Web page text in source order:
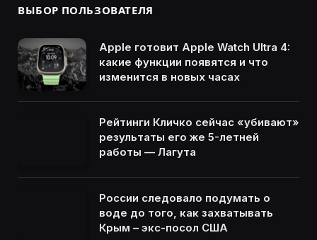
ВЫБОР ПОЛЬЗОВАТЕЛЯ
Apple готовит Apple Watch Ultra 4:
какие функции появятся и что
изменится в новых часах
Рейтинги Кличко сейчас «убивают»
результаты его же 5-летней
работы — Лагута
России следовало подумать о
воде до того, как захватывать
Крым – экс-посол США